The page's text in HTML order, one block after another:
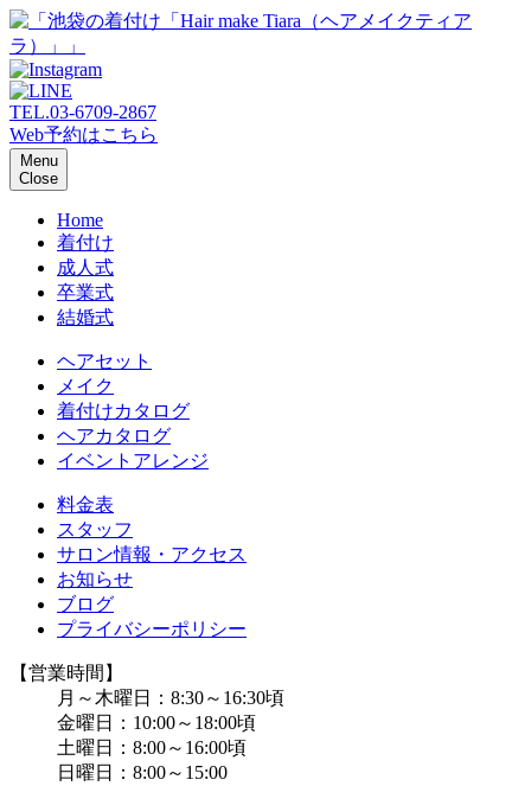
TEL.03-6709-2867
Web予約はこちら
Menu
Close
Home
着付け
成人式
卒業式
結婚式
ヘアセット
メイク
着付けカタログ
ヘアカタログ
イベントアレンジ
料金表
スタッフ
サロン情報・アクセス
お知らせ
ブログ
プライバシーポリシー
【営業時間】
月～木曜日：8:30～16:30頃
金曜日：10:00～18:00頃
土曜日：8:00～16:00頃
日曜日：8:00～15:00